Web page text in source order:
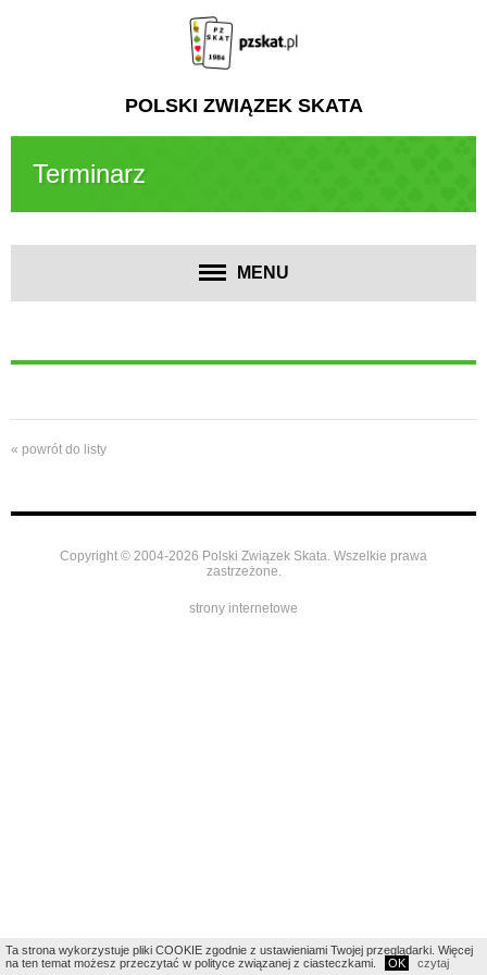
POLSKI ZWIĄZEK SKATA
Terminarz
MENU
« powrót do listy
Copyright © 2004-2026 Polski Związek Skata. Wszelkie prawa
zastrzeżone.
strony internetowe
Ta strona wykorzystuje pliki COOKIE zgodnie z ustawieniami Twojej przeglądarki. Więcej
na ten temat możesz przeczytać w polityce związanej z ciasteczkami.
OK czytaj